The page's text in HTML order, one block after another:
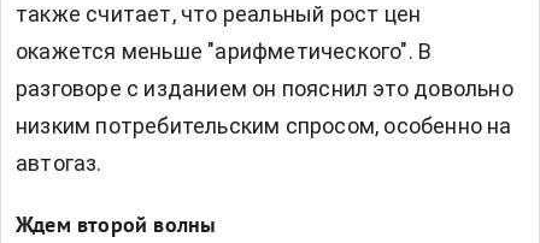
также считает, что реальный рост цен
окажется меньше "арифметического". В
разговоре с изданием он пояснил это довольно
низким потребительским спросом, особенно на
автогаз.
Ждем второй волны